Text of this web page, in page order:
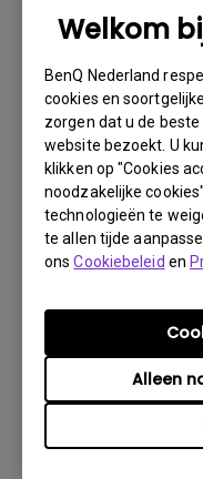
Welkom
BenQ Nederland
cookies en
zorgen dat u de
website bezoekt. U
klikken op "Cookies
noodzakelijke
technologieën te
te allen tijde
onsCookiebeleid en
Alleen
Wat is backlight
leakage?
Wat is image
vermijden en
Wat is het
ECO-sensor?
op mijn monitor